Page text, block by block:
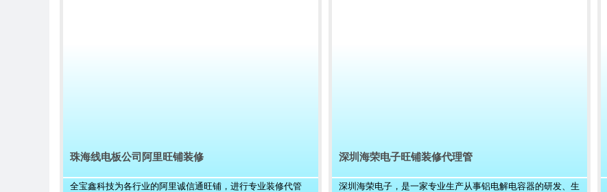
珠海线电板公司阿里旺铺装修
全宝鑫科技为各行业的阿里诚信通旺铺，进行专业装修代管
深圳海荣电子旺铺装修代理管
深圳海荣电子，是一家专业生产从事铝电解电容器的研发、生